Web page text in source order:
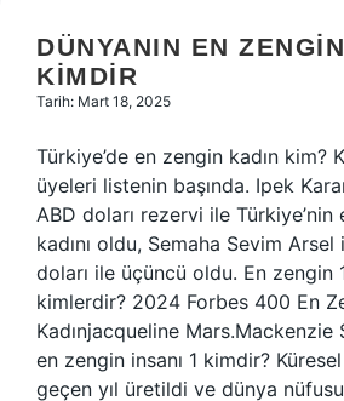
DÜNYANIN EN
KIMDIR
Tarih: Mart 18, 2025
Türkiye’de en zengin kadın kim?
üyeleri listenin başında. Ipek
ABD doları rezervi ile Türkiye’nin
kadını oldu, Semaha Sevim
doları ile üçüncü oldu. En zengin
kimlerdir? 2024 Forbes 400 En
Kadınjacqueline Mars.Mackenzie
en zengin insanı 1 kimdir? Küresel
geçen yıl üretildi ve dünya